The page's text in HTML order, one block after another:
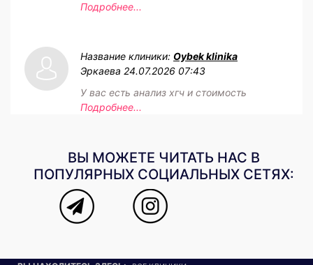
Подробнее...
Название клиники: Oybek klinika
Эркаева 24.07.2026 07:43
У вас есть анализ хгч и стоимость
Подробнее...
ВЫ МОЖЕТЕ ЧИТАТЬ НАС В
ПОПУЛЯРНЫХ СОЦИАЛЬНЫХ СЕТЯХ: